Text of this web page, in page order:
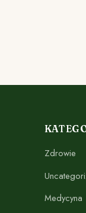
Zdrowie
Medycyna